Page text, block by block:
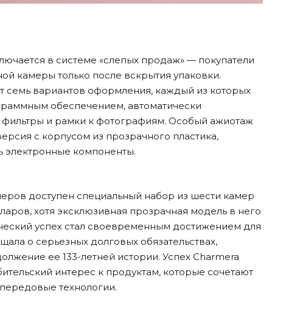
в системе «слепых продаж» — покупатели
камеры только после вскрытия упаковки.
семь вариантов оформления, каждый из которых
обеспечением, автоматически
и рамки к фотографиям. Особый ажиотаж
с корпусом из прозрачного пластика,
компоненты.
доступен специальный набор из шести камер
хотя эксклюзивная прозрачная модель в него
успех стал своевременным достижением для
о серьезных долговых обязательствах,
ее 133-летней истории. Успех Charmera
интерес к продуктам, которые сочетают
технологии.